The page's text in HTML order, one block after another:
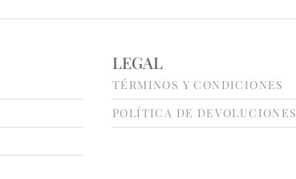
LEGAL
TÉRMINOS Y CONDICIONES
POLÍTICA DE DEVOLUCIONES